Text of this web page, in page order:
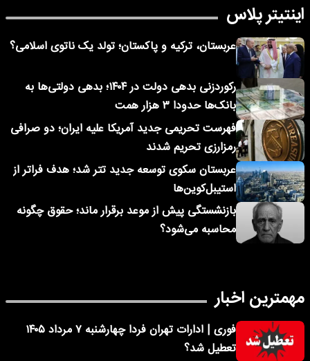
اینتیتر پلاس
عربستان، ترکیه و پاکستان؛ تولد یک ناتوی اسلامی؟
رکوردزنی بدهی دولت در ۱۴۰۴؛ بدهی دولتی‌ها به
بانک‌ها حدودا ۳ هزار همت
فهرست تحریمی جدید آمریکا علیه ایران؛ دو صرافی
رمزارزی تحریم شدند
عربستان سکوی توسعه جدید تتر شد؛ هدف فراتر از
استیبل‌کوین‌ها
بازنشستگی پیش از موعد برقرار ماند؛ حقوق چگونه
محاسبه می‌شود؟
مهمترین اخبار
فوری | ادارات تهران فردا چهارشنبه ۷ مرداد ۱۴۰۵
تعطیل شد؟